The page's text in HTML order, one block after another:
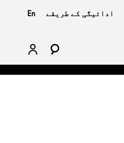
ادائیگی کے طریقے En